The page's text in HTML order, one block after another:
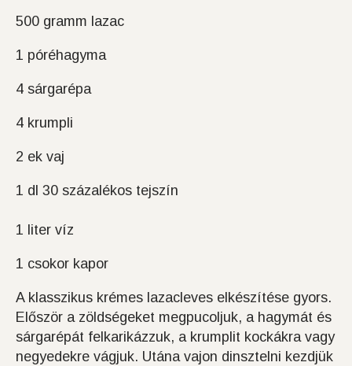
500 gramm lazac
1 póréhagyma
4 sárgarépa
4 krumpli
2 ek vaj
1 dl 30 százalékos tejszín
1 liter víz
1 csokor kapor
A klasszikus krémes lazacleves elkészítése gyors.
Először a zöldségeket megpucoljuk, a hagymát és
sárgarépát felkarikázzuk, a krumplit kockákra vagy
negyedekre vágjuk. Utána vajon dinsztelni kezdjük